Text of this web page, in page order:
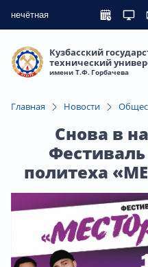
нечётная
Кузбасский
технический
имени Т.Ф. Горбачева
Главная Новости
Снова в
Фестиваль
политеха